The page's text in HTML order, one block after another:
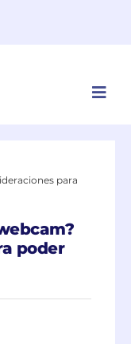
para
poder